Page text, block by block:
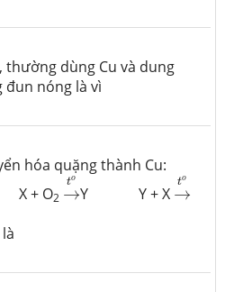
dùng Cu và dung
đun nóng là vì
hóa quặng thành Cu:
+ O2
to
→
→to
Y Y + X
to
→
→